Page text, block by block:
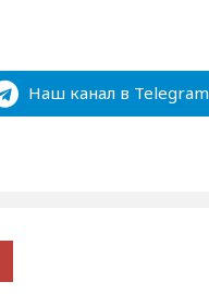
Наш канал в Telegram